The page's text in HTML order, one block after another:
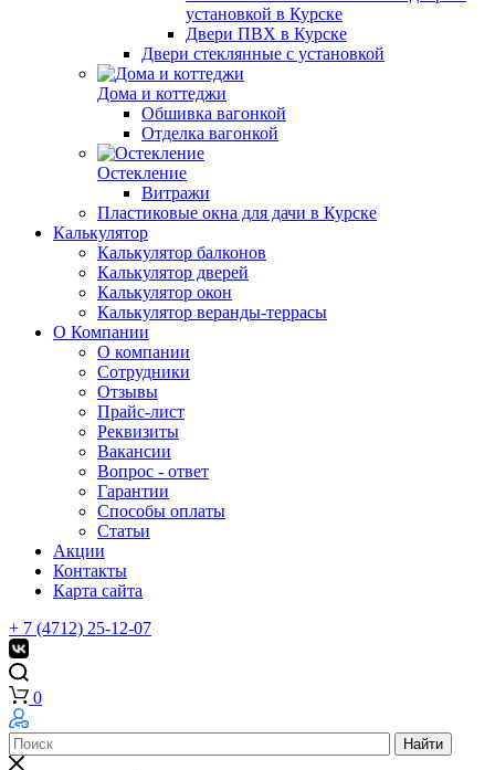
установкой в Курске
Двери ПВХ в Курске
Двери стеклянные с установкой
Дома и коттеджи
Обшивка вагонкой
Отделка вагонкой
Остекление
Витражи
Пластиковые окна для дачи в Курске
Калькулятор
Калькулятор балконов
Калькулятор дверей
Калькулятор окон
Калькулятор веранды-террасы
О Компании
О компании
Сотрудники
Отзывы
Прайс-лист
Реквизиты
Вакансии
Вопрос - ответ
Гарантии
Способы оплаты
Статьи
Акции
Контакты
Карта сайта
+ 7 (4712) 25-12-07
0
Найти